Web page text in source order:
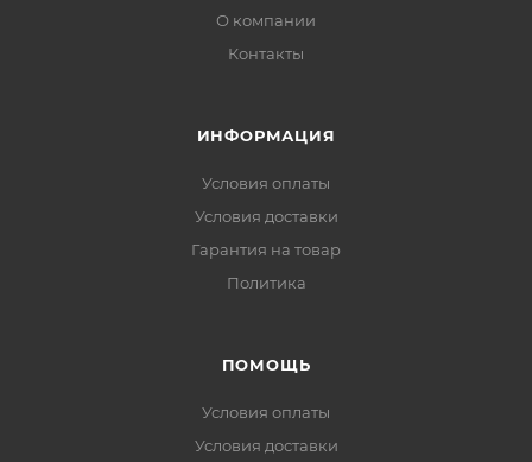
О компании
Контакты
ИНФОРМАЦИЯ
Условия оплаты
Условия доставки
Гарантия на товар
Политика
ПОМОЩЬ
Условия оплаты
Условия доставки